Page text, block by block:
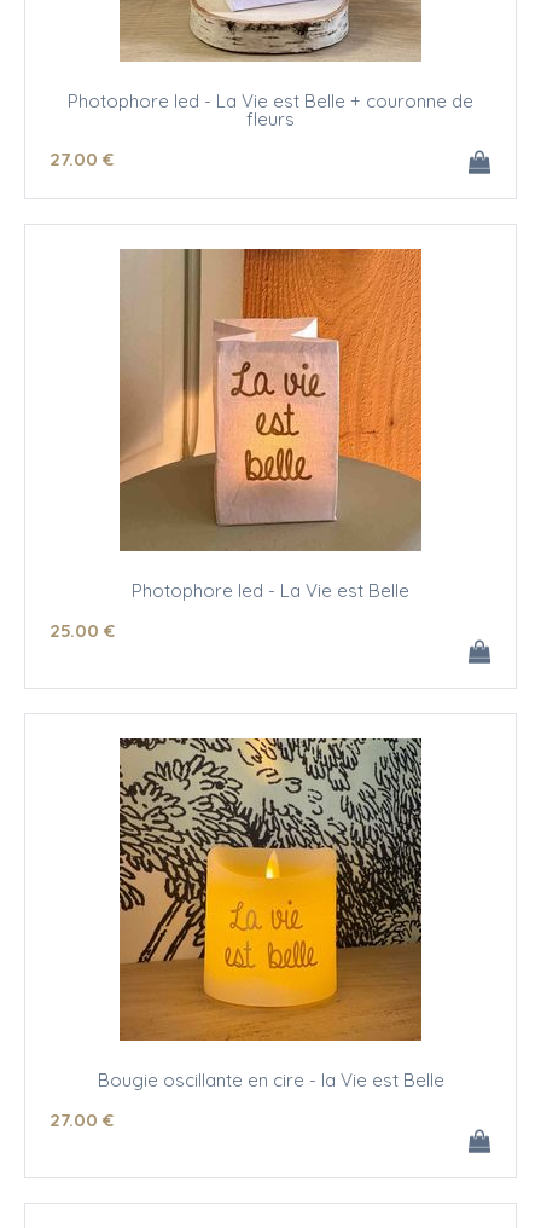
Photophore led - La Vie est Belle + couronne de
fleurs
27.00 €
Photophore led - La Vie est Belle
25.00 €
Bougie oscillante en cire - la Vie est Belle
27.00 €